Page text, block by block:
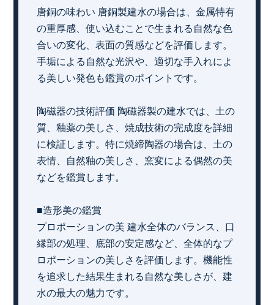
唐銅の味わい 唐銅製建水の場合は、金属特有
の重厚感、使い込むことで生まれる自然な色
合いの変化、表面の質感などを評価します。
手垢による自然な光沢や、適切な手入れによ
る美しい発色も鑑賞のポイントです。
陶磁器の技術評価 陶磁器製の建水では、土の
質、釉薬の美しさ、焼成技術の完成度を詳細
に検証します。特に焼締陶器の場合は、土の
表情、自然釉の美しさ、窯変による偶然の美
などを鑑賞します。
■造形美の鑑賞
プロポーションの美 建水全体のバランス、口
縁部の処理、底部の安定感など、全体的なプ
ロポーションの美しさを評価します。機能性
を追求した結果生まれる自然な美しさが、建
水の最大の魅力です。